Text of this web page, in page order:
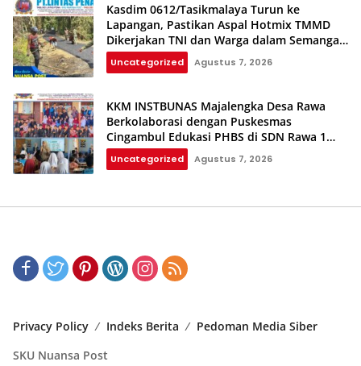
Kasdim 0612/Tasikmalaya Turun ke
Lapangan, Pastikan Aspal Hotmix TMMD
Dikerjakan TNI dan Warga dalam Semangat
Gotong Royong
Uncategorized Agustus 7, 2026
KKM INSTBUNAS Majalengka Desa Rawa
Berkolaborasi dengan Puskesmas
Cingambul Edukasi PHBS di SDN Rawa 1
dan SDN Rawa 3
Uncategorized Agustus 7, 2026
Privacy Policy Indeks Berita
Pedoman Media Siber
SKU Nuansa Post